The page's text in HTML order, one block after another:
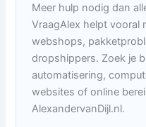
Meer hulp nodig dan
VraagAlex helpt vooral
webshops,
dropshippers. Zoek je
automatisering,
websites of online
AlexandervanDijl.nl.